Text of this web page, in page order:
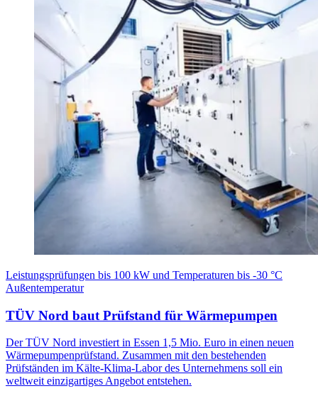
Leistungsprüfungen bis 100 kW und Temperaturen bis -30 °C
Außentemperatur
TÜV Nord baut Prüfstand für Wärmepumpen
Der TÜV Nord investiert in Essen 1,5 Mio. Euro in einen neuen
Wärmepumpenprüfstand. Zusammen mit den bestehenden
Prüfständen im Kälte-Klima-Labor des Unternehmens soll ein
weltweit einzigartiges Angebot entstehen.